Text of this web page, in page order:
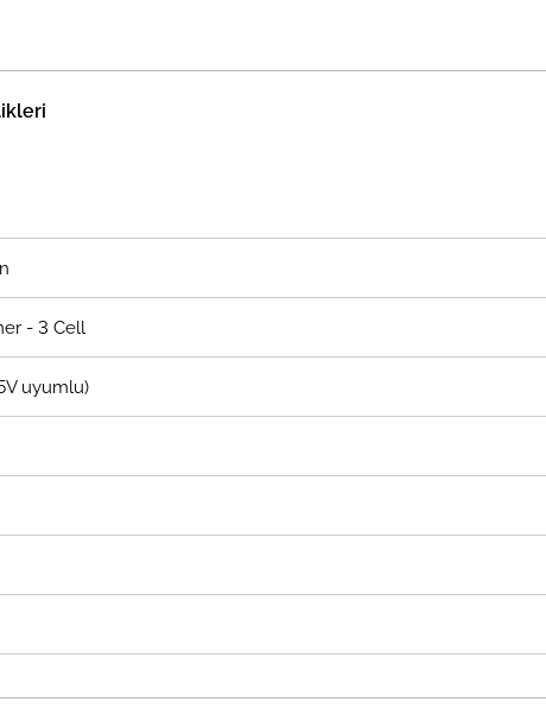
- 3 Cell
uyumlu)